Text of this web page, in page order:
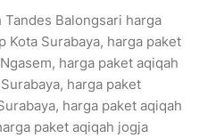
Tandes Balongsari harga
Kota Surabaya, harga paket
harga paket aqiqah
harga paket
harga paket aqiqah
paket aqiqah jogja